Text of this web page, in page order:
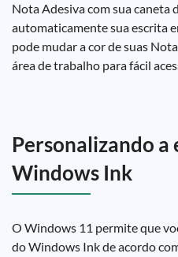
Nota Adesiva com sua caneta
automaticamente sua escrita
pode mudar a cor de suas
área de trabalho para fácil
Personalizando a
Windows Ink
O Windows 11 permite que
do Windows Ink de acordo